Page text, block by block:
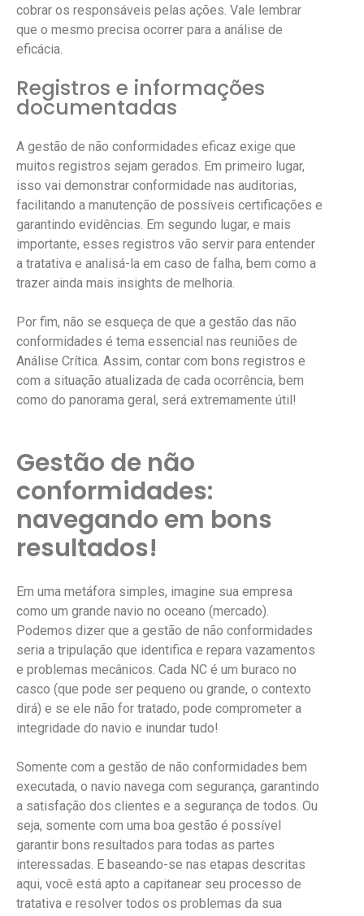
cobrar os responsáveis pelas ações. Vale lembrar
que o mesmo precisa ocorrer para a análise de
eficácia.
Registros e informações
documentadas
A gestão de não conformidades eficaz exige que
muitos registros sejam gerados. Em primeiro lugar,
isso vai demonstrar conformidade nas auditorias,
facilitando a manutenção de possíveis certificações e
garantindo evidências. Em segundo lugar, e mais
importante, esses registros vão servir para entender
a tratativa e analisá-la em caso de falha, bem como a
trazer ainda mais insights de melhoria.
Por fim, não se esqueça de que a gestão das não
conformidades é tema essencial nas reuniões de
Análise Crítica. Assim, contar com bons registros e
com a situação atualizada de cada ocorrência, bem
como do panorama geral, será extremamente útil!
Gestão de não
conformidades:
navegando em bons
resultados!
Em uma metáfora simples, imagine sua empresa
como um grande navio no oceano (mercado).
Podemos dizer que a gestão de não conformidades
seria a tripulação que identifica e repara vazamentos
e problemas mecânicos. Cada NC é um buraco no
casco (que pode ser pequeno ou grande, o contexto
dirá) e se ele não for tratado, pode comprometer a
integridade do navio e inundar tudo!
Somente com a gestão de não conformidades bem
executada, o navio navega com segurança, garantindo
a satisfação dos clientes e a segurança de todos. Ou
seja, somente com uma boa gestão é possível
garantir bons resultados para todas as partes
interessadas. E baseando-se nas etapas descritas
aqui, você está apto a capitanear seu processo de
tratativa e resolver todos os problemas da sua